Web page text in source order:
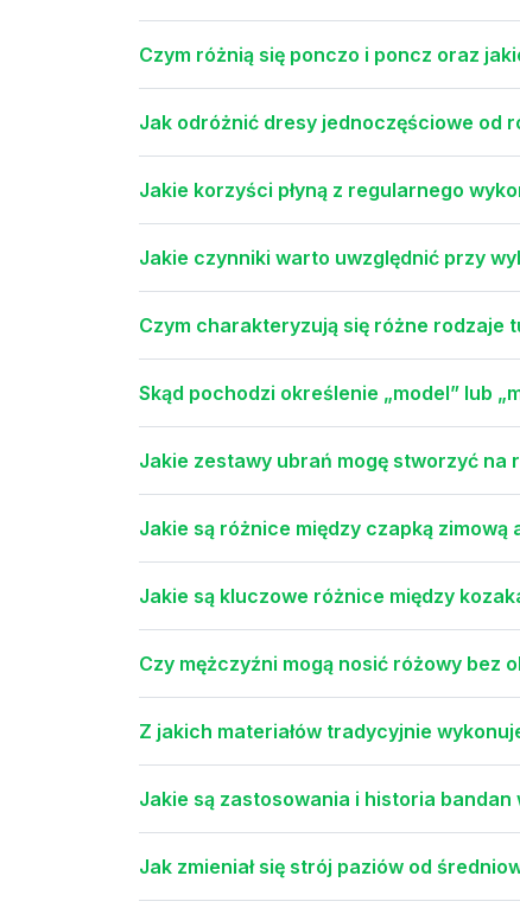
Czym różnią się ponczo i poncz oraz
Jak odróżnić dresy jednoczęściowe od
Jakie korzyści płyną z regularnego
Jakie czynniki warto uwzględnić przy
Czym charakteryzują się różne rodzaje
Skąd pochodzi określenie „model” lub
Jakie zestawy ubrań mogę stworzyć na
Jakie są różnice między czapką zimową
Jakie są kluczowe różnice między
Czy mężczyźni mogą nosić różowy bez
Z jakich materiałów tradycyjnie
Jakie są zastosowania i historia bandan
Jak zmieniał się strój paziów od